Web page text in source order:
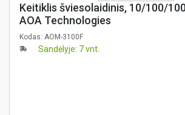
Keitiklis šviesolaidinis, 10/100/
AOA Technologies
Kodas: AOM-3100F
Sandėlyje: 7 vnt.